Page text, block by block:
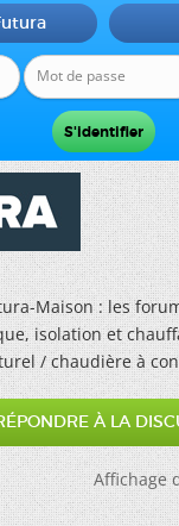
Maison : les
isolation et
/ chaudière à
À LA
Affichage